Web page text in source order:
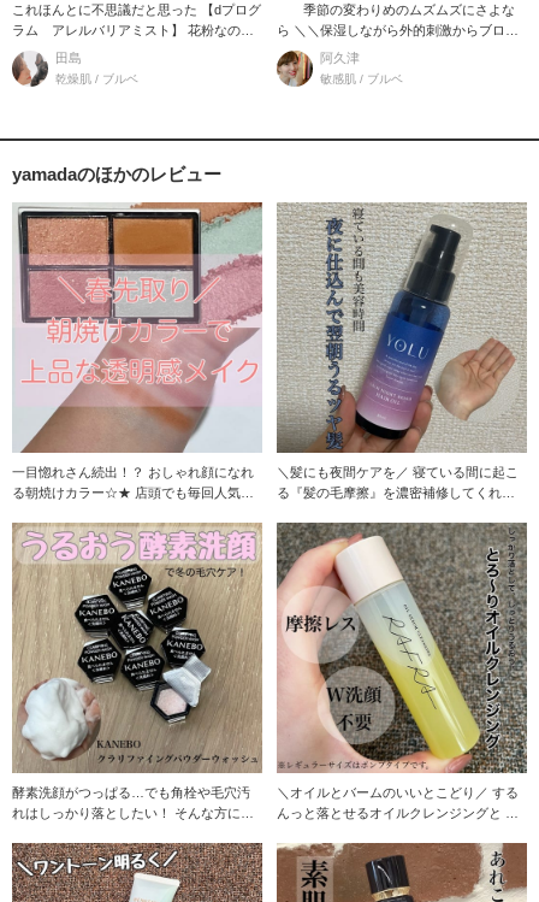
これほんとに不思議だと思った 【dプログ
ラム アレルバリアミスト】 花粉なのか
ほこりなの
田島
乾燥肌 / ブルベ
季節の変わりめのムズムズにさよな
ら ＼＼保湿しながら外的刺激からブロッ
ク☆／／ この
阿久津
敏感肌 / ブルベ
yamadaのほかのレビュー
一目惚れさん続出！？ おしゃれ顔になれ
る朝焼けカラー☆★ 店頭でも毎回人気の
＼髪にも夜間ケアを／ 寝ている間に起こ
る『髪の毛摩擦』を濃密補修してくれる
酵素洗顔がつっぱる…でも角栓や毛穴汚
れはしっかり落としたい！ そんな方にお
＼オイルとバームのいいとこどり／ する
んっと落とせるオイルクレンジングと う